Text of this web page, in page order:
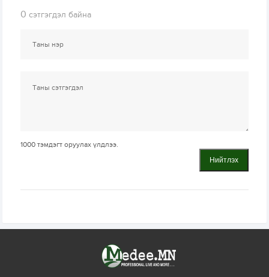
0 сэтгэгдэл байна
1000 тэмдэгт оруулах үлдлээ.
Нийтлэх